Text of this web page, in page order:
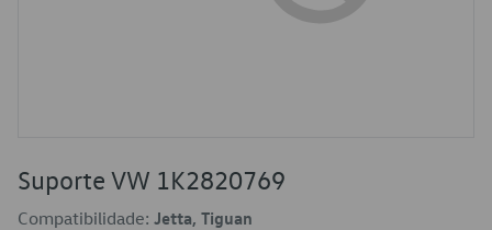
Suporte VW 1K2820769
Compatibilidade: Jetta, Tiguan